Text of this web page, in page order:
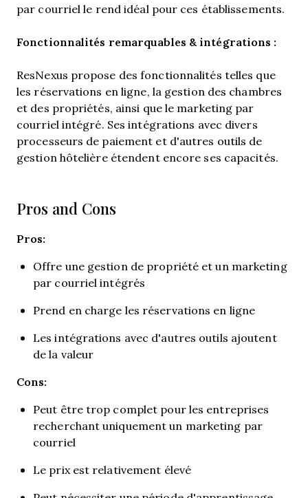
par courriel le rend idéal pour ces établissements.
Fonctionnalités remarquables & intégrations :
ResNexus propose des fonctionnalités telles que
les réservations en ligne, la gestion des chambres
et des propriétés, ainsi que le marketing par
courriel intégré. Ses intégrations avec divers
processeurs de paiement et d'autres outils de
gestion hôtelière étendent encore ses capacités.
Pros and Cons
Pros:
Offre une gestion de propriété et un marketing
par courriel intégrés
Prend en charge les réservations en ligne
Les intégrations avec d'autres outils ajoutent
de la valeur
Cons:
Peut être trop complet pour les entreprises
recherchant uniquement un marketing par
courriel
Le prix est relativement élevé